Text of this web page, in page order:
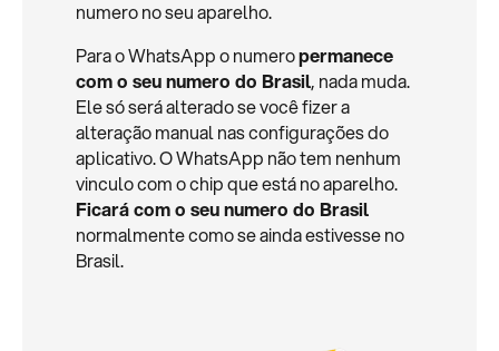
numero no seu aparelho.
Para o WhatsApp o numeropermanece
com o seu numero do Brasil, nada muda.
Ele só será alterado se você fizer a
alteração manual nas configurações do
aplicativo. O WhatsApp não tem nenhum
vinculo com o chip que está no aparelho.
Ficará com o seu numero do Brasil
normalmente como se ainda estivesse no
Brasil.